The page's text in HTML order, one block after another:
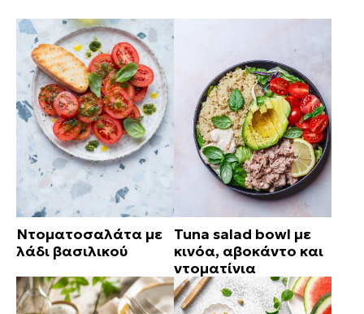
Ντοματοσαλάτα με
λάδι βασιλικού
Tuna salad bowl με
κινόα, αβοκάντο και
ντοματίνια